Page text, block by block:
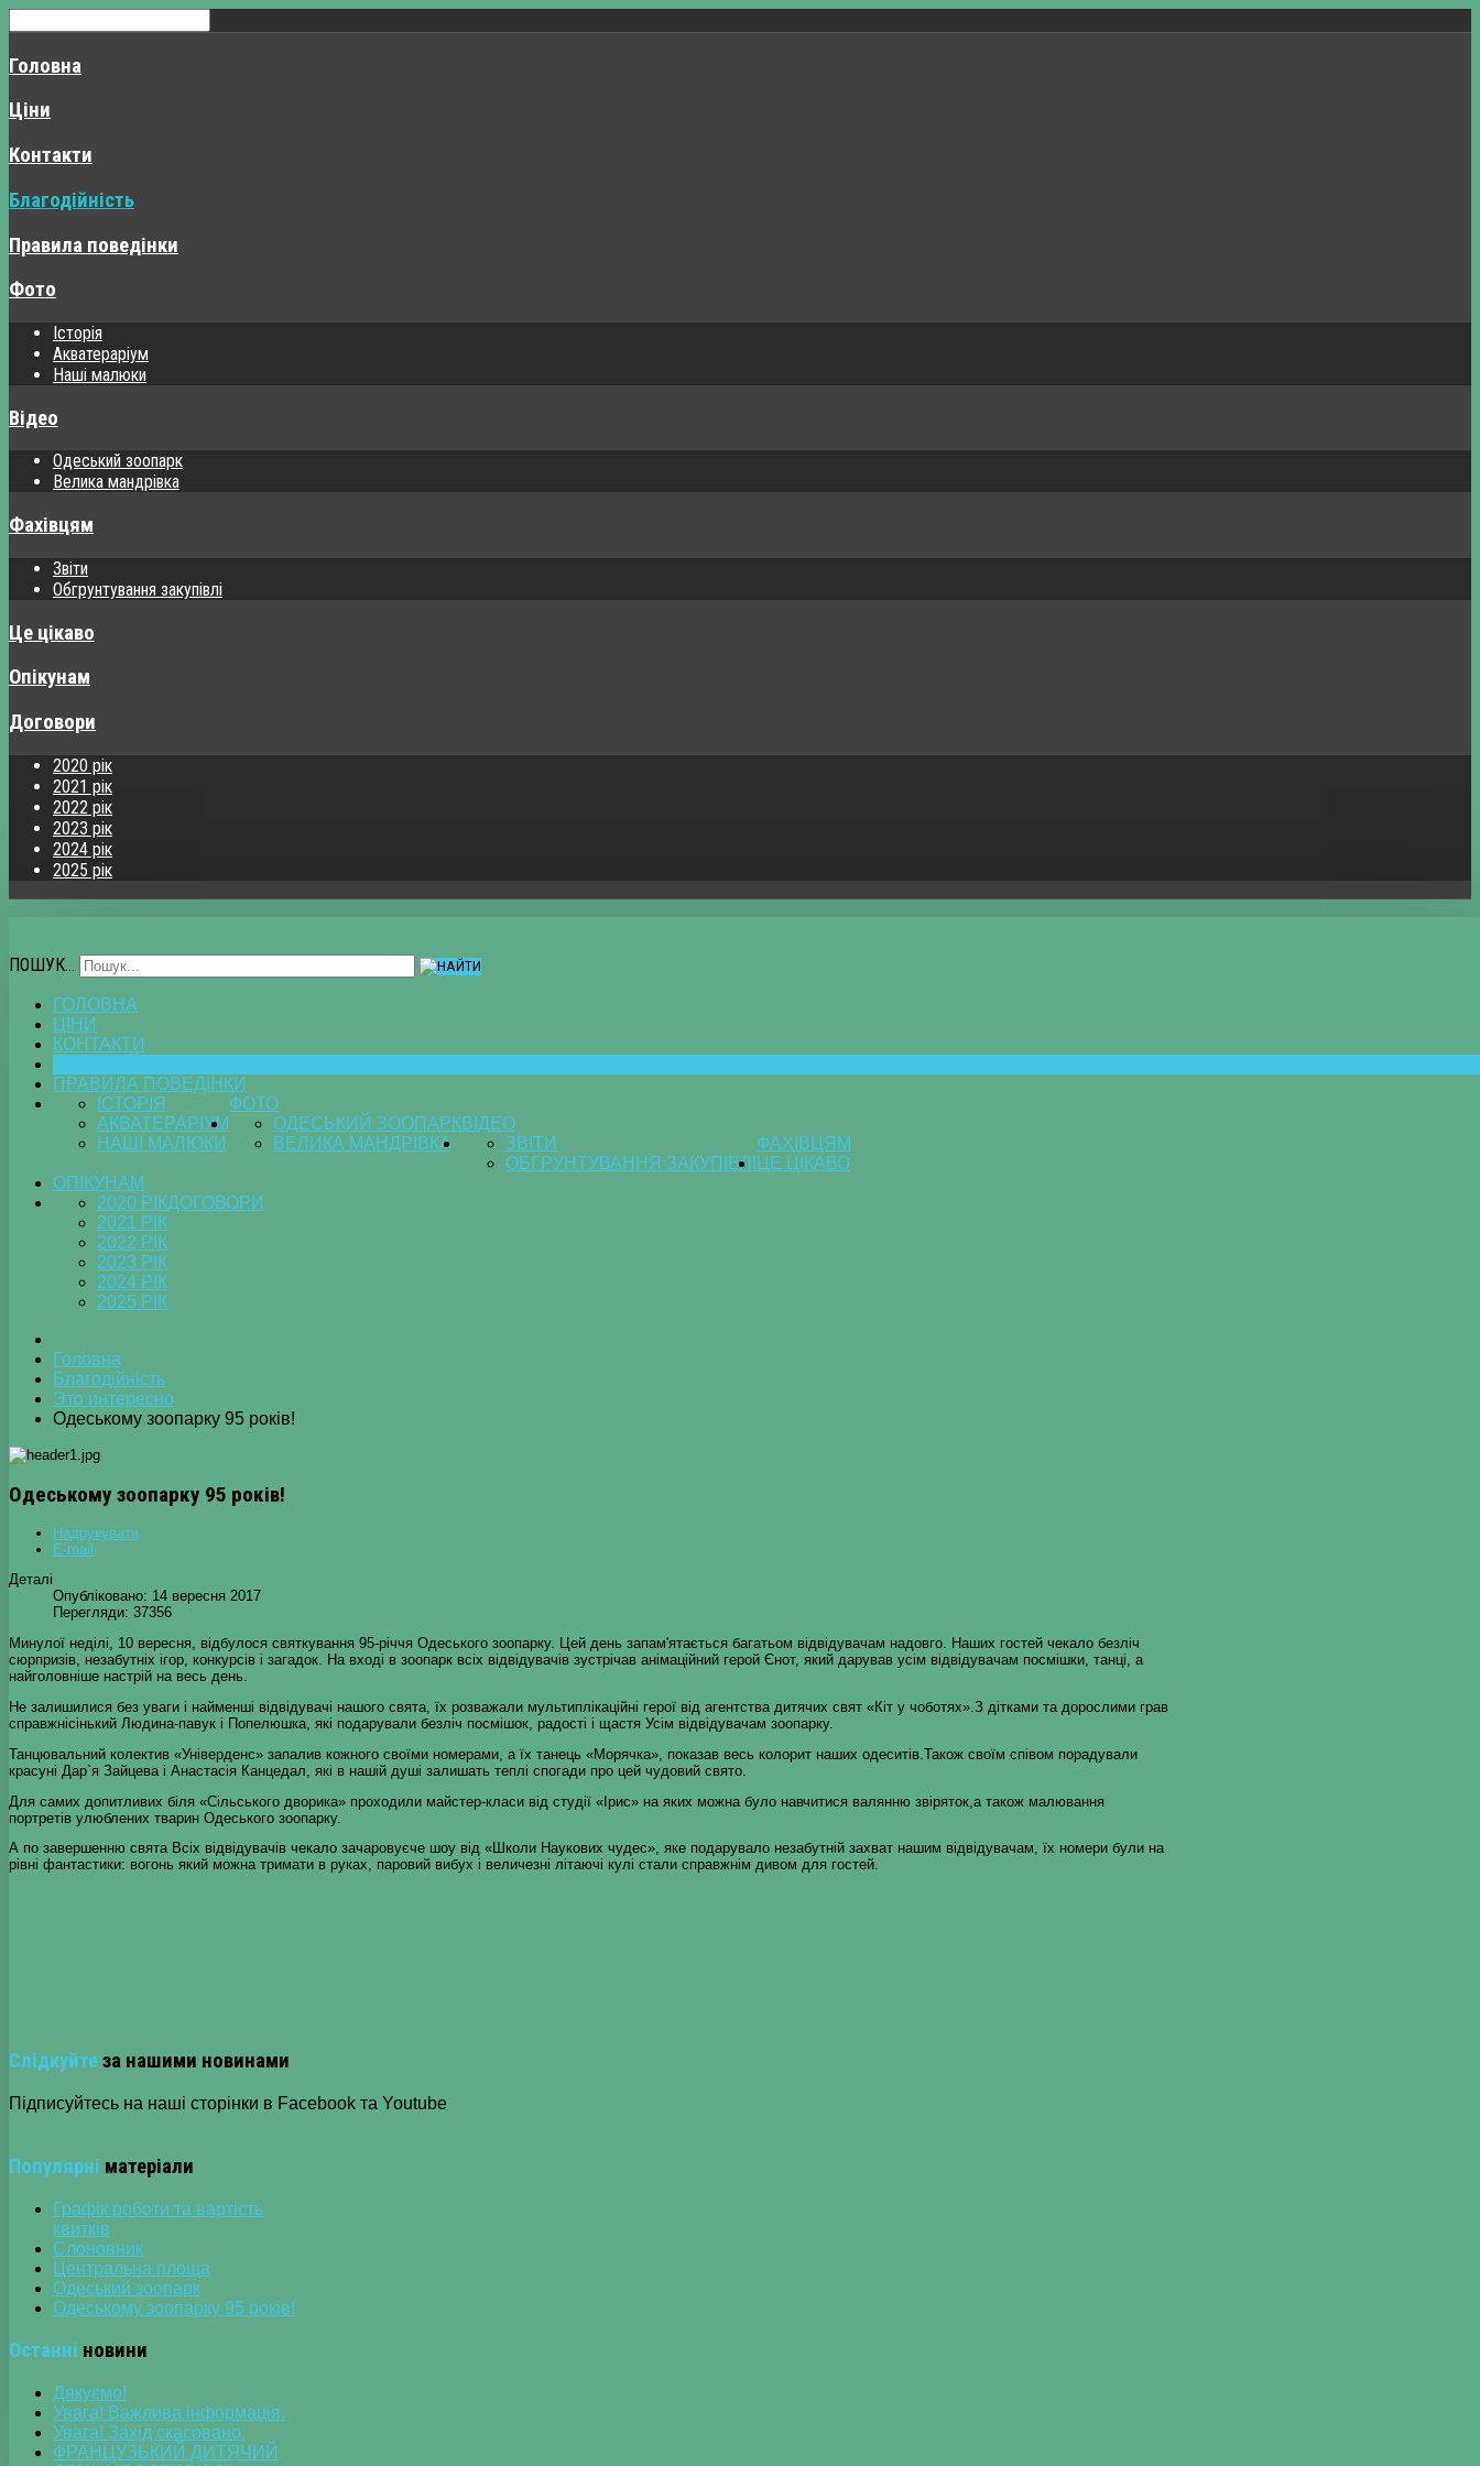
Головна
Ціни
Контакти
Благодійність
Правила поведінки
Фото
Історія
Акватераріум
Наші малюки
Відео
Одеський зоопарк
Велика мандрівка
Фахівцям
Звіти
Обгрунтування закупівлі
Це цікаво
Опікунам
Договори
2020 рік
2021 рік
2022 рік
2023 рік
2024 рік
2025 рік
ПОШУК...
ГОЛОВНА
ЦІНИ
КОНТАКТИ
ПРАВИЛА ПОВЕДІНКИ
ФОТО
ІСТОРІЯ
АКВАТЕРАРІУМ
НАШІ МАЛЮКИ
ВІДЕО
ОДЕСЬКИЙ ЗООПАРК
ВЕЛИКА МАНДРІВКА
ФАХІВЦЯМ
ЗВІТИ
ОБГРУНТУВАННЯ ЗАКУПІВЛІ
ЦЕ ЦІКАВО
ОПІКУНАМ
ДОГОВОРИ
2020 РІК
2021 РІК
2022 РІК
2023 РІК
2024 РІК
2025 РІК
Головна
Благодійність
Это интересно
Одеському зоопарку 95 років!
Одеському зоопарку 95 років!
Надрукувати
E-mail
Деталі
Опубліковано: 14 вересня 2017
Перегляди: 37356
Минулої неділі, 10 вересня, відбулося святкування 95-річчя Одеського зоопарку. Цей день запам'ятається багатьом відвідувачам надовго. Наших гостей чекало безліч
сюрпризів, незабутніх ігор, конкурсів і загадок. На вході в зоопарк всіх відвідувачів зустрічав анімаційний герой Єнот, який дарував усім відвідувачам посмішки, танці, а
найголовніше настрій на весь день.
Не залишилися без уваги і найменші відвідувачі нашого свята, їх розважали мультиплікаційні герої від агентства дитячих свят «Кіт у чоботях».З дітками та дорослими грав
справжнісінький Людина-павук і Попелюшка, які подарували безліч посмішок, радості і щастя Усім відвідувачам зоопарку.
Танцювальний колектив «Універденс» запалив кожного своїми номерами, а їх танець «Морячка», показав весь колорит наших одеситів.Також своїм співом порадували
красуні Дар`я Зайцева і Анастасія Канцедал, які в нашій душі залишать теплі спогади про цей чудовий свято.
Для самих допитливих біля «Сільського дворика» проходили майстер-класи від студії «Ірис» на яких можна було навчитися валянню звіряток,а також малювання
портретів улюблених тварин Одеського зоопарку.
А по завершенню свята Всіх відвідувачів чекало зачаровуєче шоу від «Школи Наукових чудес», яке подарувало незабутній захват нашим відвідувачам, їх номери були на
рівні фантастики: вогонь який можна тримати в руках, паровий вибух і величезні літаючі кулі стали справжнім дивом для гостей.
Слідкуйтеза нашими новинами
Підписуйтесь на наші сторінки в Facebook та Youtube
Популярні матеріали
Графік роботи та вартість
квитків
Слоновник
Центральна площа
Одеський зоопарк
Одеському зоопарку 95 років!
Останні новини
Дякуємо!
Увага! Важлива інформація.
Увага! Захід скасовано.
ФРАНЦУЗЬКИЙ ДИТЯЧИЙ